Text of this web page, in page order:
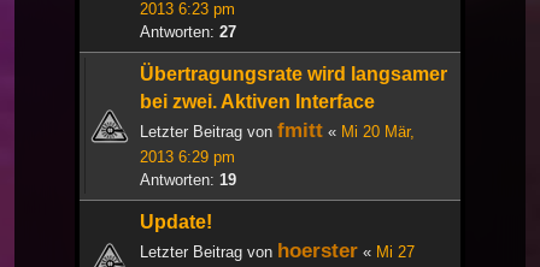
2013 6:23 pm
Antworten: 27
Übertragungsrate wird langsamer
bei zwei. Aktiven Interface
Letzter Beitrag von fmitt « Mi 20 Mär,
2013 6:29 pm
Antworten: 19
Update!
Letzter Beitrag von hoerster « Mi 27